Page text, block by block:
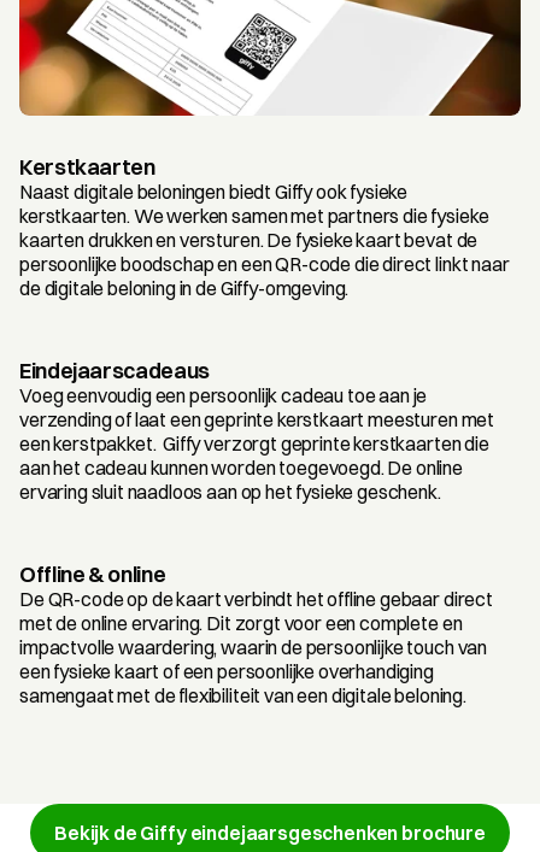
Kerstkaarten
Naast digitale beloningen biedt Giffy ook fysieke
kerstkaarten. We werken samen met partners die fysieke
kaarten drukken en versturen. De fysieke kaart bevat de
persoonlijke boodschap en een QR-code die direct linkt naar
de digitale beloning in de Giffy-omgeving.
Eindejaarscadeaus
Voeg eenvoudig een persoonlijk cadeau toe aan je
verzending of laat een geprinte kerstkaart meesturen met
een kerstpakket.  Giffy verzorgt geprinte kerstkaarten die
aan het cadeau kunnen worden toegevoegd. De online
ervaring sluit naadloos aan op het fysieke geschenk.
Offline & online
De QR-code op de kaart verbindt het offline gebaar direct
met de online ervaring. Dit zorgt voor een complete en
impactvolle waardering, waarin de persoonlijke touch van
een fysieke kaart of een persoonlijke overhandiging
samengaat met de flexibiliteit van een digitale beloning.
Bekijk de Giffy eindejaarsgeschenken brochure